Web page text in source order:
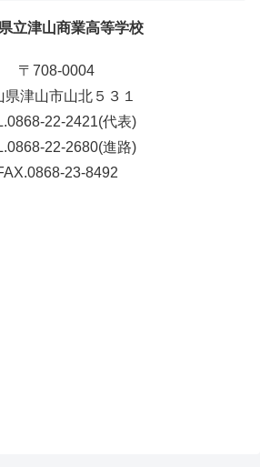
立津山商業高等学校
〒708-0004
県津山市山北５３１
22-2421(代表)
22-2680(進路)
23-8492